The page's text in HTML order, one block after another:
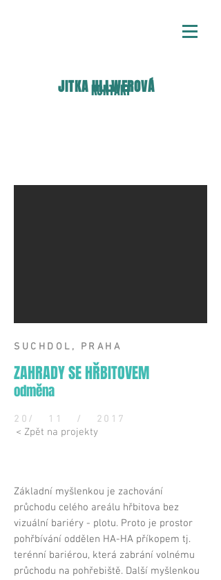
JITKA ULLWEROVÁ
KONTAKT
SUCHDOL, PRAHA
ZAHRADY SE HŘBITOVEM
odměna
20/ 11 / 2017
< Zpět na projekty
Základní myšlenkou je zachování
průchodu celého areálu hřbitova bez
vizuální bariéry - plotu. Proto je prostor
pohřbívání oddělen HA-HA příkopem tj.
terénní bariérou, která zabrání volnému
průchodu na pohřebiště. Další myšlenkou